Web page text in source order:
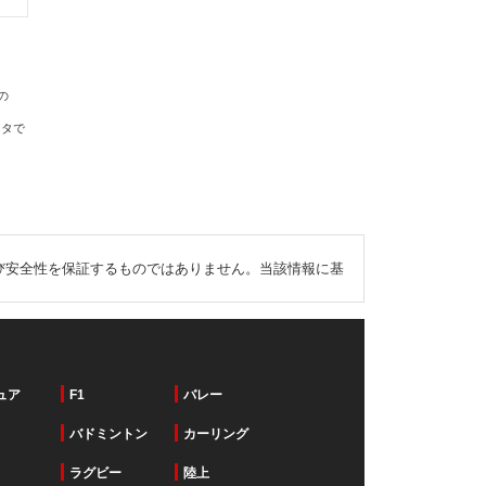
で
全性を保証するものではありません。当該情報に基
ア F1 バレー
バドミントン カーリング
ラグビー 陸上